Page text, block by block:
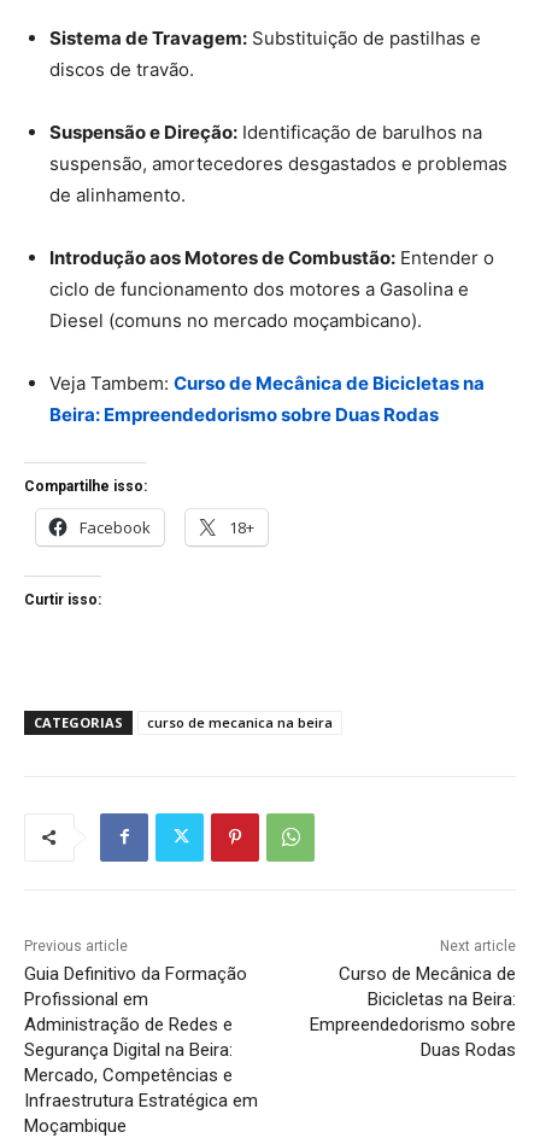
Sistema de Travagem: Substituição de pastilhas e
discos de travão.
Suspensão e Direção: Identificação de barulhos na
suspensão, amortecedores desgastados e problemas
de alinhamento.
Introdução aos Motores de Combustão: Entender o
ciclo de funcionamento dos motores a Gasolina e
Diesel (comuns no mercado moçambicano).
Veja Tambem: Curso de Mecânica de Bicicletas na
Beira: Empreendedorismo sobre Duas Rodas
Compartilhe isso:
Facebook 18+
Curtir isso:
CATEGORIAS curso de mecanica na beira
Previous article
Guia Definitivo da Formação
Profissional em
Administração de Redes e
Segurança Digital na Beira:
Mercado, Competências e
Infraestrutura Estratégica em
Moçambique
Next article
Curso de Mecânica de
Bicicletas na Beira:
Empreendedorismo sobre
Duas Rodas